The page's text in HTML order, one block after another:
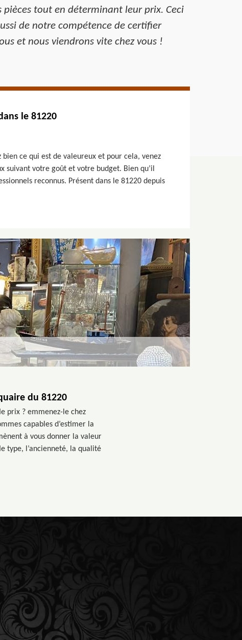
tout en déterminant leur prix. Ceci
de notre compétence de certifier
et nous viendrons vite chez vous !
le 81220
ce qui est de valeureux et pour cela, venez
votre goût et votre budget. Bien qu’il
reconnus. Présent dans le 81220 depuis
du 81220
prix ? emmenez-le chez
capables d’estimer la
à vous donner la valeur
type, l’ancienneté, la qualité